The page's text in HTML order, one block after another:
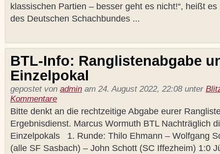
klassischen Partien – besser geht es nicht!“, heißt
des Deutschen Schachbundes ...
BTL-Info: Ranglistenabgabe
Einzelpokal
gepostet von admin am 24. August 2022, 22:08 unter
Kommentare
Bitte denkt an die rechtzeitige Abgabe eurer
Ergebnisdienst. Marcus Wormuth BTL Nachträglich
Einzelpokals 1. Runde: Thilo Ehmann – Wolfgang
(alle SF Sasbach) – John Schott (SC Iffezheim) 1:0